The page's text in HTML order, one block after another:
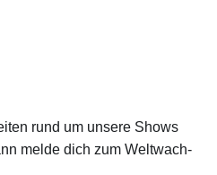
rund um unsere Shows
melde dich zum Weltwach-